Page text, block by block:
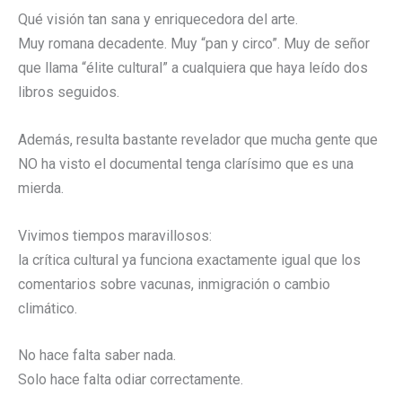
Qué visión tan sana y enriquecedora del arte.
Muy romana decadente. Muy “pan y circo”. Muy de señor
que llama “élite cultural” a cualquiera que haya leído dos
libros seguidos.
Además, resulta bastante revelador que mucha gente que
NO ha visto el documental tenga clarísimo que es una
mierda.
Vivimos tiempos maravillosos:
la crítica cultural ya funciona exactamente igual que los
comentarios sobre vacunas, inmigración o cambio
climático.
No hace falta saber nada.
Solo hace falta odiar correctamente.